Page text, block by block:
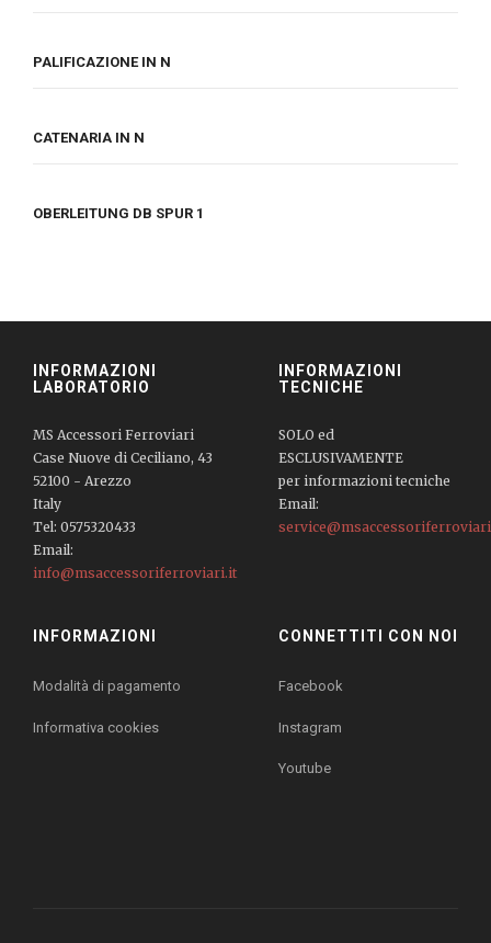
PALIFICAZIONE IN N
CATENARIA IN N
OBERLEITUNG DB SPUR 1
INFORMAZIONI
LABORATORIO
MS Accessori Ferroviari
Case Nuove di Ceciliano, 43
52100 - Arezzo
Italy
Tel: 0575320433
Email:
info@msaccessoriferroviari.it
INFORMAZIONI
TECNICHE
SOLO ed
ESCLUSIVAMENTE
per informazioni tecniche
Email:
INFORMAZIONI
Modalità di pagamento
Informativa cookies
CONNETTITI CON NOI
Facebook
Instagram
Youtube